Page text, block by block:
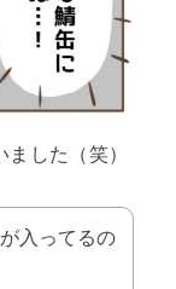
した（笑）
入ってるの